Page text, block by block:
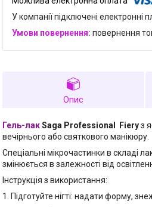
У компанії підключені
повернення
Опис
Гель-лакSaga Professional Fieryз
вечірнього або святкового манікюру.
Спеціальні мікрочастинки в складі
змінюється в залежності від
Інструкція з використання:
1. Підготуйте нігті: надати форму,